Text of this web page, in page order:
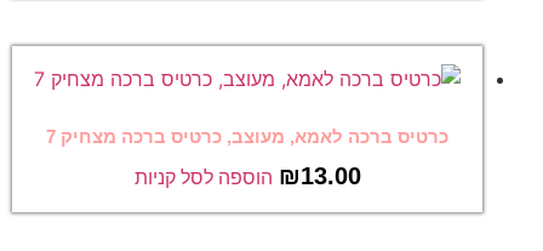
כרטיס ברכה לאמא, מעוצב, כרטיס ברכה מצחיק 7
₪13.00 הוספה לסל קניות